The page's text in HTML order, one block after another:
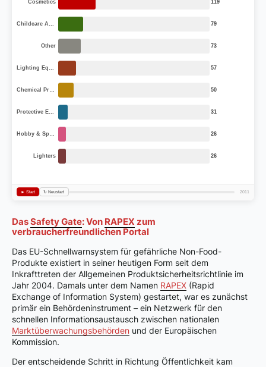
DasSafety Gate: Von RAPEX zum
verbraucherfreundlichen Portal
Das EU-Schnellwarnsystem für gefährliche Non-Food-
Produkte existiert in seiner heutigen Form seit dem
Inkrafttreten der Allgemeinen Produktsicherheitsrichtlinie im
Jahr 2004. Damals unter dem Namen RAPEX (Rapid
Exchange of Information System) gestartet, war es zunächst
primär ein Behördeninstrument – ein Netzwerk für den
schnellen Informationsaustausch zwischen nationalen
Marktüberwachungsbehörden und der Europäischen
Kommission.
Der entscheidende Schritt in Richtung Öffentlichkeit kam